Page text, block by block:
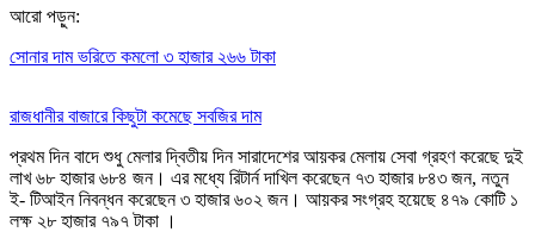
আরো পড়ুন:
সোনার দাম ভরিতে কমলো ৩ হাজার ২৬৬ টাকা
রাজধানীর বাজারে কিছুটা কমেছে সবজির দাম
প্রথম দিন বাদে শুধু মেলার দ্বিতীয় দিন সারাদেশের আয়কর মেলায় সেবা গ্রহণ করেছে দুই
লাখ ৬৮ হাজার ৬৮৪ জন। এর মধ্যে রিটার্ন দাখিল করেছেন ৭৩ হাজার ৮৪৩ জন, নতুন
ই- টিআইন নিবন্ধন করেছেন ৩ হাজার ৬০২ জন। আয়কর সংগ্রহ হয়েছে ৪৭৯ কোটি ১
লক্ষ ২৮ হাজার ৭৯৭ টাকা ।